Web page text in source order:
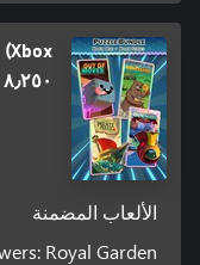
٨٫٢٥٠ ر.ع.‏
الألعاب المضمنة
Royal Garden